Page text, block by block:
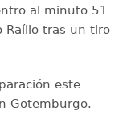
al minuto 51
Raíllo tras un tiro
este
Gotemburgo.